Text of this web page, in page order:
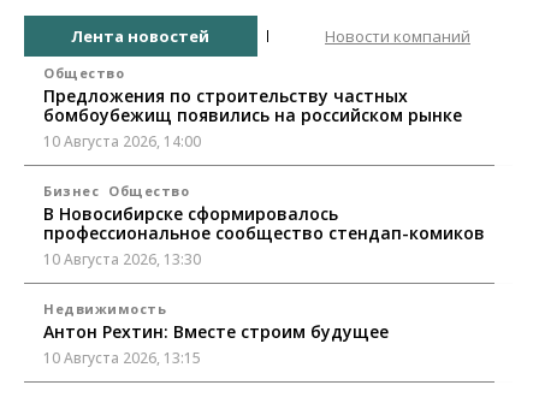
Лента новостей Новости компаний
Общество
Предложения по строительству частных
бомбоубежищ появились на российском рынке
10 Августа 2026, 14:00
Бизнес Общество
В Новосибирске сформировалось
профессиональное сообщество стендап-комиков
10 Августа 2026, 13:30
Недвижимость
Антон Рехтин: Вместе строим будущее
10 Августа 2026, 13:15